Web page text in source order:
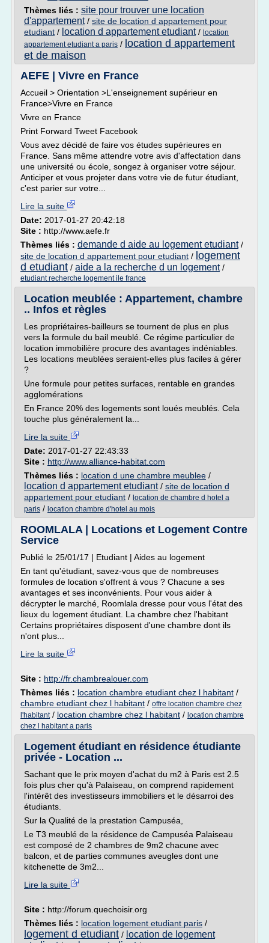
Thèmes liés : site pour trouver une location
d'appartement/ site de location d appartement pour
etudiant / location d appartement etudiant/ location
appartement etudiant a paris / location d appartement
et de maison
AEFE | Vivre en France
Accueil > Orientation >L'enseignement supérieur en
France>Vivre en France
Vivre en France
Print Forward Tweet Facebook
Vous avez décidé de faire vos études supérieures en
France. Sans même attendre votre avis d'affectation dans
une université ou école, songez à organiser votre séjour.
Anticiper et vous projeter dans votre vie de futur étudiant,
c'est parier sur votre...
Lire la suite
Date: 2017-01-27 20:42:18
Site : http://www.aefe.fr
Thèmes liés : demande d aide au logement etudiant/
site de location d appartement pour etudiant / logement
d etudiant / aide a la recherche d un logement/
etudiant recherche logement ile france
Location meublée : Appartement, chambre
.. Infos et règles
Les propriétaires-bailleurs se tournent de plus en plus
vers la formule du bail meublé. Ce régime particulier de
location immobilière procure des avantages indéniables.
Les locations meublées seraient-elles plus faciles à gérer
?
Une formule pour petites surfaces, rentable en grandes
agglomérations
En France 20% des logements sont loués meublés. Cela
touche plus généralement la...
Lire la suite
Date: 2017-01-27 22:43:33
Site : http://www.alliance-habitat.com
Thèmes liés : location d une chambre meublee /
location d appartement etudiant/ site de location d
appartement pour etudiant / location de chambre d hotel a
paris / location chambre d'hotel au mois
ROOMLALA | Locations et Logement Contre
Service
Publié le 25/01/17 | Etudiant | Aides au logement
En tant qu'étudiant, savez-vous que de nombreuses
formules de location s'offrent à vous ? Chacune a ses
avantages et ses inconvénients. Pour vous aider à
décrypter le marché, Roomlala dresse pour vous l'état des
lieux du logement étudiant. La chambre chez l'habitant
Certains propriétaires disposent d'une chambre dont ils
n'ont plus...
Lire la suite
Site : http://fr.chambrealouer.com
Thèmes liés : location chambre etudiant chez l habitant /
chambre etudiant chez l habitant / offre location chambre chez
l'habitant/ location chambre chez l habitant / location chambre
chez l habitant a paris
Logement étudiant en résidence étudiante
privée - Location ...
Sachant que le prix moyen d'achat du m2 à Paris est 2.5
fois plus cher qu'à Palaiseau, on comprend rapidement
l'intérêt des investisseurs immobiliers et le désarroi des
étudiants.
Sur la Qualité de la prestation Campuséa,
Le T3 meublé de la résidence de Campuséa Palaiseau
est composé de 2 chambres de 9m2 chacune avec
balcon, et de parties communes aveugles dont une
kitchenette de 3m2...
Lire la suite
Site : http://forum.quechoisir.org
Thèmes liés : location logement etudiant paris /
logement d etudiant / location de logement